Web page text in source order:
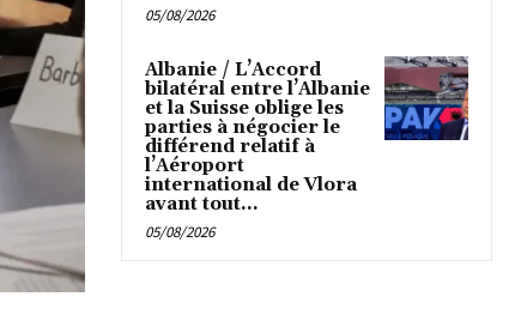
05/08/2026
Albanie / L’Accord
bilatéral entre l’Albanie
et la Suisse oblige les
parties à négocier le
différend relatif à
l’Aéroport
international de Vlora
avant tout...
05/08/2026